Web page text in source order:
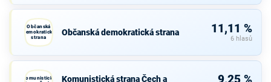
Občanská
demokratická
strana
Občanská demokratická strana 11,11 %
6 hlasů
Komunistická
Komunistická strana Čech a